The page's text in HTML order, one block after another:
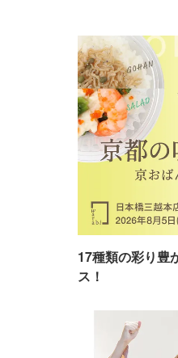
17種類の彩り豊
ス！